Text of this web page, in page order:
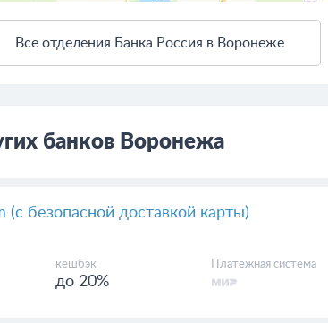
Все отделения Банка Россия в Воронеже
банков Воронежа
(с безопасной доставкой карты)
кешбэк
до 20%
Платежная система